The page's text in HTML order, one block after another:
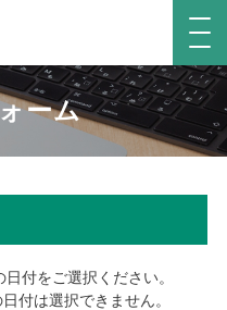
ーム
付をご選択ください。
付は選択できません。